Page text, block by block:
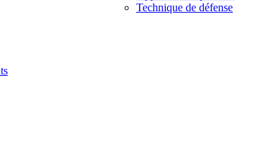
Technique de défense